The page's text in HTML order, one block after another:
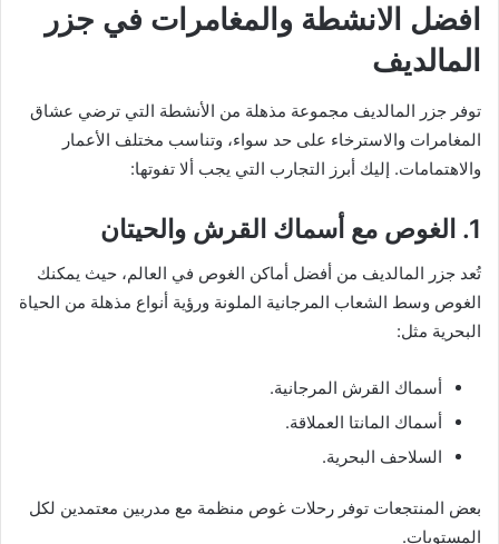
افضل الانشطة والمغامرات في جزر
المالديف
توفر جزر المالديف مجموعة مذهلة من الأنشطة التي ترضي عشاق
المغامرات والاسترخاء على حد سواء، وتناسب مختلف الأعمار
والاهتمامات. إليك أبرز التجارب التي يجب ألا تفوتها:
1. الغوص مع أسماك القرش والحيتان
تُعد جزر المالديف من أفضل أماكن الغوص في العالم، حيث يمكنك
الغوص وسط الشعاب المرجانية الملونة ورؤية أنواع مذهلة من الحياة
البحرية مثل:
أسماك القرش المرجانية.
أسماك المانتا العملاقة.
السلاحف البحرية.
بعض المنتجعات توفر رحلات غوص منظمة مع مدربين معتمدين لكل
المستويات.